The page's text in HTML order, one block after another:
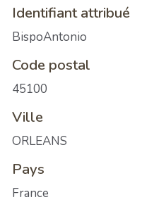
Identifiant attribué
BispoAntonio
Code postal
45100
Ville
ORLEANS
Pays
France